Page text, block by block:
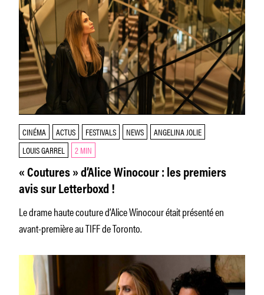
CINÉMA ACTUS FESTIVALS NEWS
ANGELINA JOLIE
LOUIS GARREL
2 MIN
« Coutures » d’Alice Winocour : les premiers
avis sur Letterboxd !
Le drame haute couture d’Alice Winocour était présenté en
avant-première au TIFF de Toronto.